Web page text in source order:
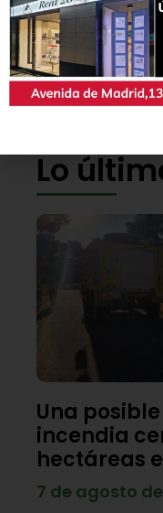
También podrás
de forma
Lo
Una
incendia
hectáreas
7 de agosto